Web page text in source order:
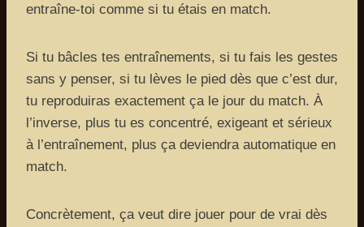
entraîne-toi comme si tu étais en match.
Si tu bâcles tes entraînements, si tu fais les gestes
sans y penser, si tu lèves le pied dès que c’est dur,
tu reproduiras exactement ça le jour du match. À
l’inverse, plus tu es concentré, exigeant et sérieux
à l’entraînement, plus ça deviendra automatique en
match.
Concrètement, ça veut dire jouer pour de vrai dès